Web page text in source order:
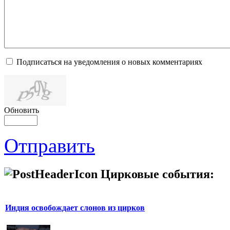
Подписаться на уведомления о новых комментариях
Обновить
Отправить
Цирковые события:
Индия освобождает слонов из цирков